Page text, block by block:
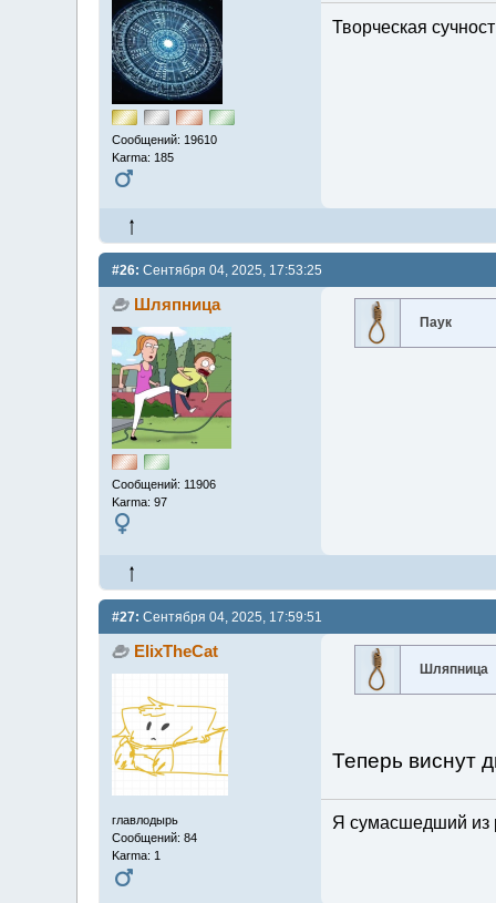
Сообщений: 19610
Karma: 185
Творческая
#26: Сентября 04, 2025, 17:53:25
Шляпница
Сообщений: 11906
Karma: 97
Паук
#27: Сентября 04, 2025, 17:59:51
ElixTheCat
главлодырь
Сообщений: 84
Karma: 1
Шляпница
Теперь виснут
Я сумасшедший из